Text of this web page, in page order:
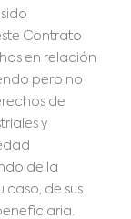
sido
Contrato
en relación
pero no
de
y
de la
caso, de sus